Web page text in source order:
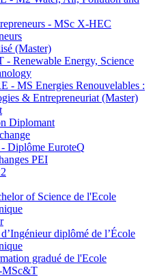
- MSc X-HEC
(Master)
- Renewable Energy, Science
- MS Energies Renouvelables :
& Entrepreneuriat (Master)
Diplomant
Diplôme EuroteQ
PEI
of Science de l'Ecole
diplômé de l’École
gradué de l'Ecole
MSc&T